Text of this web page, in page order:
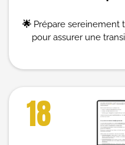
🌟 Prépare sereinement
pour assurer une
18